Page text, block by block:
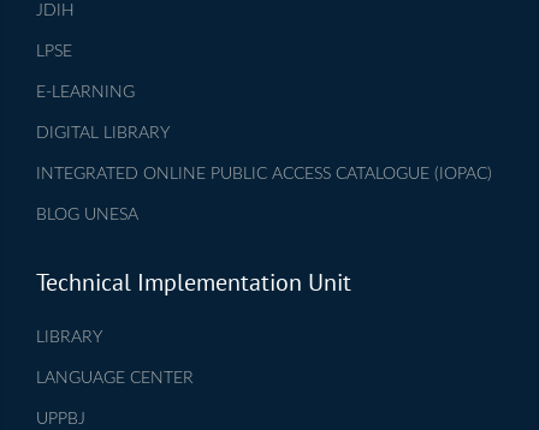
JDIH
LPSE
E-LEARNING
DIGITAL LIBRARY
INTEGRATED ONLINE PUBLIC ACCESS CATALOGUE (IOPAC)
BLOG UNESA
Technical Implementation Unit
LIBRARY
LANGUAGE CENTER
UPPBJ